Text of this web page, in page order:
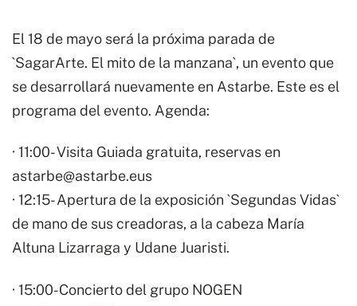
El 18 de mayo será la próxima parada de
`SagarArte. El mito de la manzana`, un evento que
se desarrollará nuevamente en Astarbe. Este es el
programa del evento. Agenda:
· 11:00- Visita Guiada gratuita, reservas en
astarbe@astarbe.eus
· 12:15- Apertura de la exposición `Segundas Vidas`
de mano de sus creadoras, a la cabeza María
Altuna Lizarraga y Udane Juaristi.
· 15:00-Concierto del grupo NOGEN